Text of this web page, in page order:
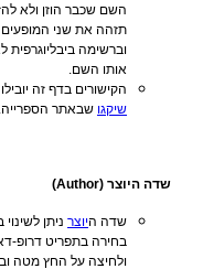
השם שכבר הוזן ולא
תזהה את שני המופעים
וברשימה
אותו השם.
הקישורים בדף זה
שיקגו שבאתר הספרייה.
שדה היוצר (Author)
שדה היוצר ניתן
בחירה בתפריט דרופ-
ולחיצה על החץ מטה